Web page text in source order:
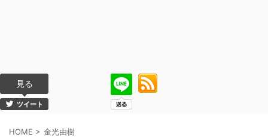
見る
ツイート
HOME > 金光由樹